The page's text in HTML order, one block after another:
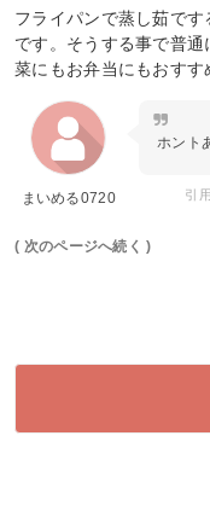
フライパンで蒸し茹で
です。そうする事で普
菜にもお弁当にもおすす
まいめる0720
ホント
引
( 次のページへ続く )